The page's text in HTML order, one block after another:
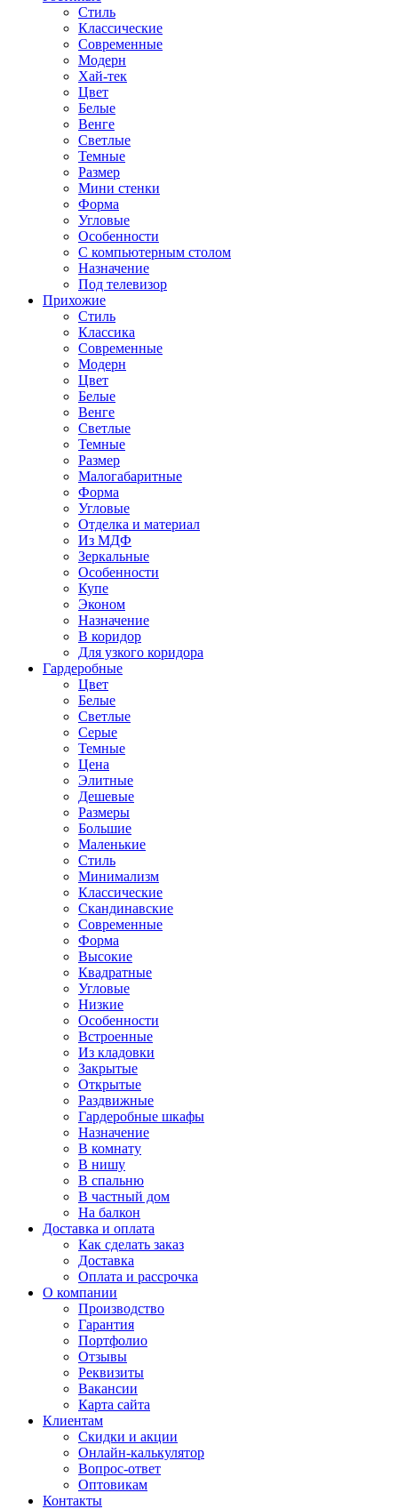
Стиль
Классические
Современные
Модерн
Хай-тек
Цвет
Белые
Венге
Светлые
Темные
Размер
Мини стенки
Форма
Угловые
Особенности
С компьютерным столом
Назначение
Под телевизор
Прихожие
Стиль
Классика
Современные
Модерн
Цвет
Белые
Венге
Светлые
Темные
Размер
Малогабаритные
Форма
Угловые
Отделка и материал
Из МДФ
Зеркальные
Особенности
Купе
Эконом
Назначение
В коридор
Для узкого коридора
Гардеробные
Цвет
Белые
Светлые
Серые
Темные
Цена
Элитные
Дешевые
Размеры
Большие
Маленькие
Стиль
Минимализм
Классические
Скандинавские
Современные
Форма
Высокие
Квадратные
Угловые
Низкие
Особенности
Встроенные
Из кладовки
Закрытые
Открытые
Раздвижные
Гардеробные шкафы
Назначение
В комнату
В нишу
В спальню
В частный дом
На балкон
Доставка и оплата
Как сделать заказ
Доставка
Оплата и рассрочка
О компании
Производство
Гарантия
Портфолио
Отзывы
Реквизиты
Вакансии
Карта сайта
Клиентам
Скидки и акции
Онлайн-калькулятор
Вопрос-ответ
Оптовикам
Контакты